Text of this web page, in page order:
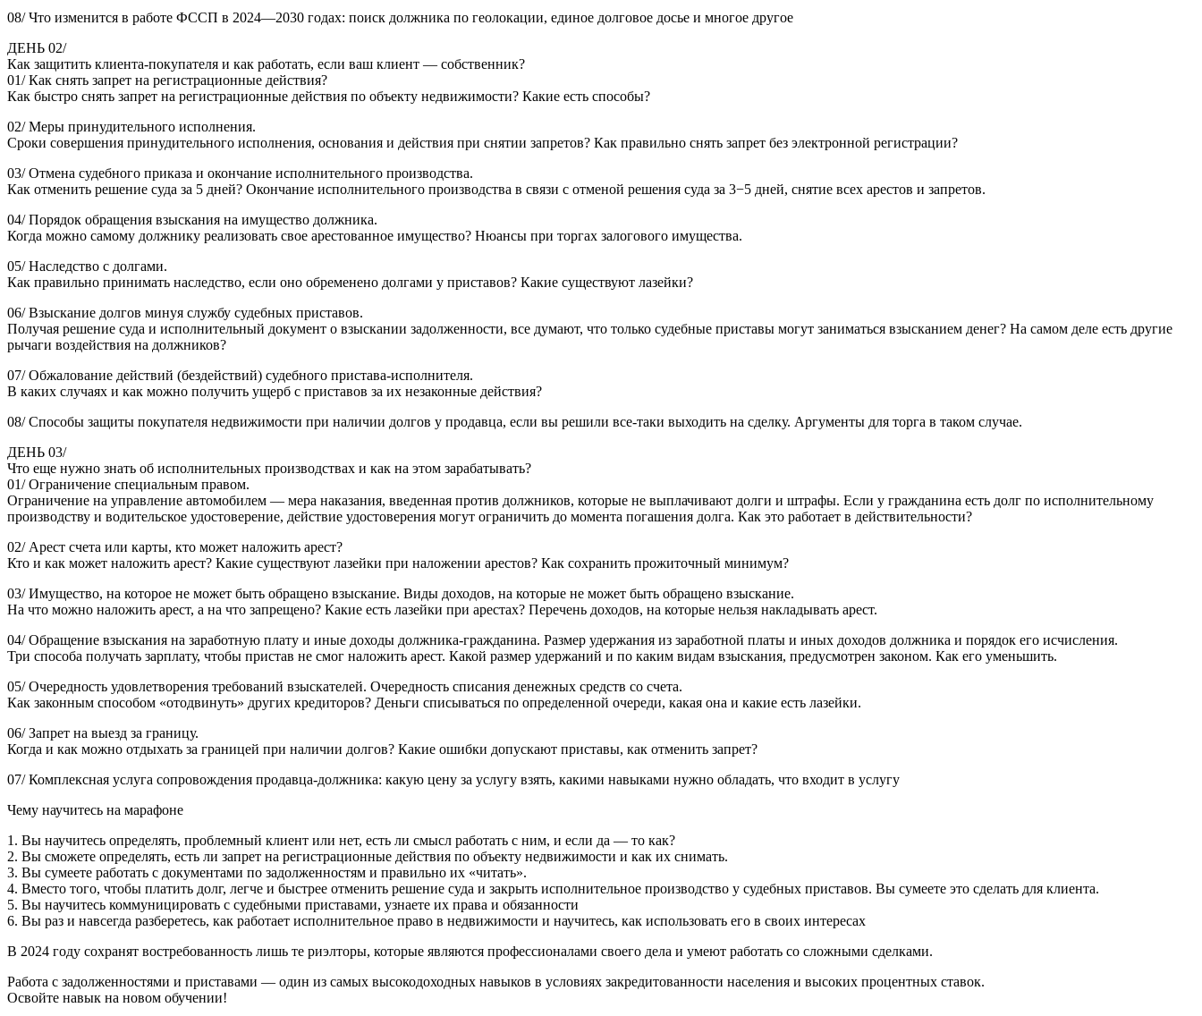
08/ Что изменится в работе ФССП в 2024—2030 годах: поиск должника по геолокации, единое долговое досье и многое другое
ДЕНЬ 02/
Как защитить клиента-покупателя и как работать, если ваш клиент — собственник?
01/ Как снять запрет на регистрационные действия?
Как быстро снять запрет на регистрационные действия по объекту недвижимости? Какие есть способы?
02/ Меры принудительного исполнения.
Сроки совершения принудительного исполнения, основания и действия при снятии запретов? Как правильно снять запрет без электронной регистрации?
03/ Отмена судебного приказа и окончание исполнительного производства.
Как отменить решение суда за 5 дней? Окончание исполнительного производства в связи с отменой решения суда за 3−5 дней, снятие всех арестов и запретов.
04/ Порядок обращения взыскания на имущество должника.
Когда можно самому должнику реализовать свое арестованное имущество? Нюансы при торгах залогового имущества.
05/ Наследство с долгами.
Как правильно принимать наследство, если оно обременено долгами у приставов? Какие существуют лазейки?
06/ Взыскание долгов минуя службу судебных приставов.
Получая решение суда и исполнительный документ о взыскании задолженности, все думают, что только судебные приставы могут заниматься взысканием денег? На самом деле есть другие
рычаги воздействия на должников?
07/ Обжалование действий (бездействий) судебного пристава-исполнителя.
В каких случаях и как можно получить ущерб с приставов за их незаконные действия?
08/ Способы защиты покупателя недвижимости при наличии долгов у продавца, если вы решили все-таки выходить на сделку. Аргументы для торга в таком случае.
ДЕНЬ 03/
Что еще нужно знать об исполнительных производствах и как на этом зарабатывать?
01/ Ограничение специальным правом.
Ограничение на управление автомобилем — мера наказания, введенная против должников, которые не выплачивают долги и штрафы. Если у гражданина есть долг по исполнительному
производству и водительское удостоверение, действие удостоверения могут ограничить до момента погашения долга. Как это работает в действительности?
02/ Арест счета или карты, кто может наложить арест?
Кто и как может наложить арест? Какие существуют лазейки при наложении арестов? Как сохранить прожиточный минимум?
03/ Имущество, на которое не может быть обращено взыскание. Виды доходов, на которые не может быть обращено взыскание.
На что можно наложить арест, а на что запрещено? Какие есть лазейки при арестах? Перечень доходов, на которые нельзя накладывать арест.
04/ Обращение взыскания на заработную плату и иные доходы должника-гражданина. Размер удержания из заработной платы и иных доходов должника и порядок его исчисления.
Три способа получать зарплату, чтобы пристав не смог наложить арест. Какой размер удержаний и по каким видам взыскания, предусмотрен законом. Как его уменьшить.
05/ Очередность удовлетворения требований взыскателей. Очередность списания денежных средств со счета.
Как законным способом «отодвинуть» других кредиторов? Деньги списываться по определенной очереди, какая она и какие есть лазейки.
06/ Запрет на выезд за границу.
Когда и как можно отдыхать за границей при наличии долгов? Какие ошибки допускают приставы, как отменить запрет?
07/ Комплексная услуга сопровождения продавца-должника: какую цену за услугу взять, какими навыками нужно обладать, что входит в услугу
Чему научитесь на марафоне
1. Вы научитесь определять, проблемный клиент или нет, есть ли смысл работать с ним, и если да — то как?
2. Вы сможете определять, есть ли запрет на регистрационные действия по объекту недвижимости и как их снимать.
3. Вы сумеете работать с документами по задолженностям и правильно их «читать».
4. Вместо того, чтобы платить долг, легче и быстрее отменить решение суда и закрыть исполнительное производство у судебных приставов. Вы сумеете это сделать для клиента.
5. Вы научитесь коммуницировать с судебными приставами, узнаете их права и обязанности
6. Вы раз и навсегда разберетесь, как работает исполнительное право в недвижимости и научитесь, как использовать его в своих интересах
В 2024 году сохранят востребованность лишь те риэлторы, которые являются профессионалами своего дела и умеют работать со сложными сделками.
Работа с задолженностями и приставами — один из самых высокодоходных навыков в условиях закредитованности населения и высоких процентных ставок.
Освойте навык на новом обучении!